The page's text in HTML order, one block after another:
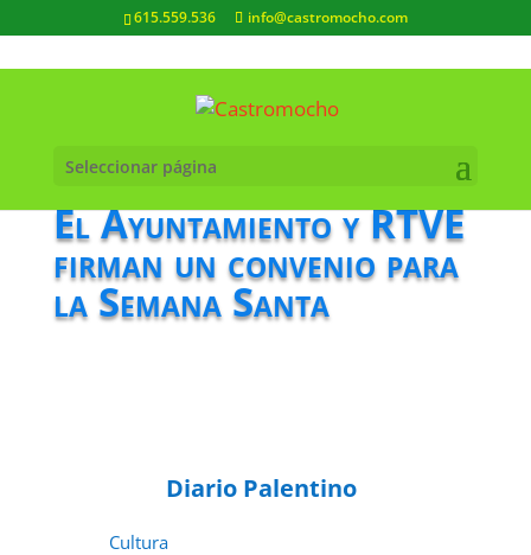
615.559.536 info@castromocho.com
Seleccionar página
El Ayuntamiento y RTVE
firman un convenio para
la Semana Santa
Diario Palentino
Cultura